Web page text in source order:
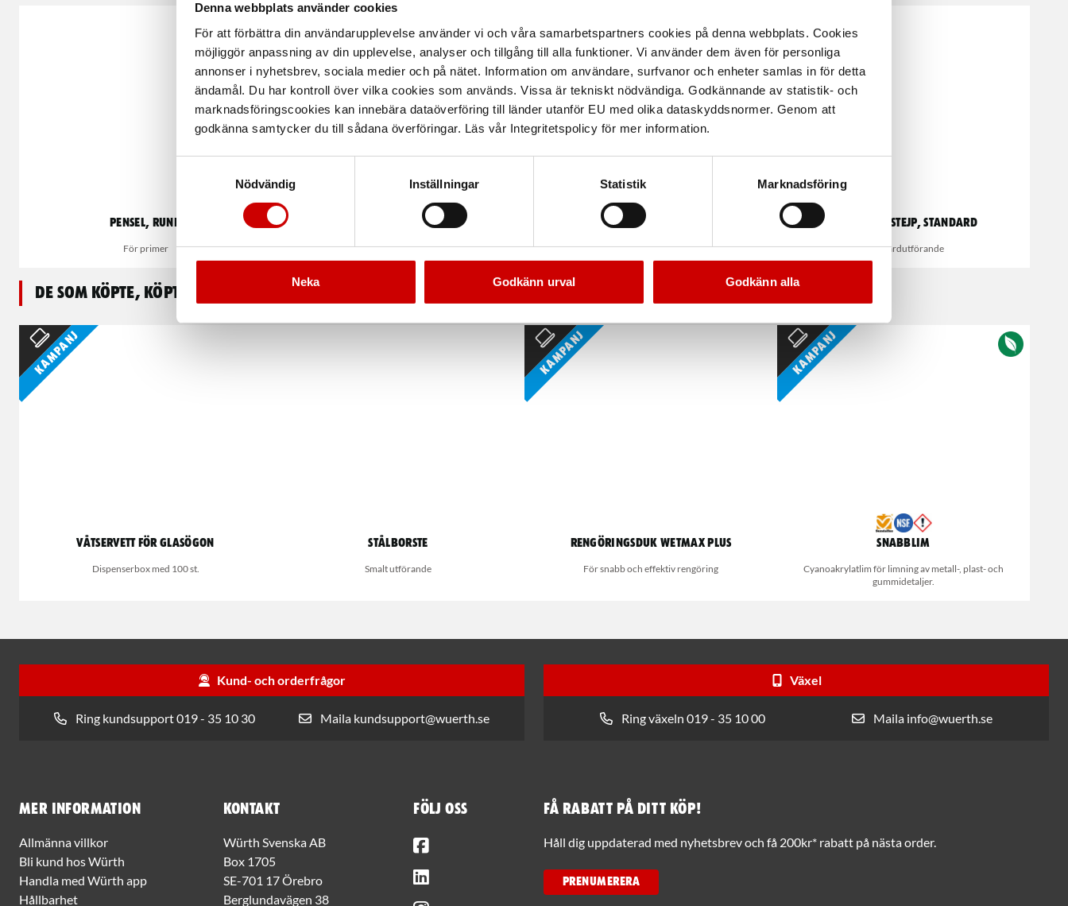
Denna webbplats använder cookies
För att förbättra din användarupplevelse använder vi och våra samarbetspartners cookies på denna webbplats. Cookies
möjliggör anpassning av din upplevelse, analyser och tillgång till alla funktioner. Vi använder dem även för personliga
annonser i nyhetsbrev, sociala medier och på nätet. Information om användare, surfvanor och enheter samlas in för detta
ändamål. Du har kontroll över vilka cookies som används. Vissa är tekniskt nödvändiga. Godkännande av statistik- och
marknadsföringscookies kan innebära dataöverföring till länder utanför EU med olika dataskyddsnormer. Genom att
godkänna samtycker du till sådana överföringar. Läs vår Integritetspolicy för mer information.
Nödvändig
Inställningar Statistik Marknadsföring
Neka Godkänn urval Godkänn alla
Pensel, rund
För primer
Buntband standard
Plastlås svart & naturell
Förbättringspensel
Med träskaft
Maskeringstejp, standard
Standardutförande
De som köpte, köpte även
Kampanj
Våtservett för glasögon
Dispenserbox med 100 st.
Stålborste
Smalt utförande
Kampanj
Rengöringsduk Wetmax Plus
För snabb och effektiv rengöring
Kampanj
Snabblim
Cyanoakrylatlim för limning av metall-, plast- och
gummidetaljer.
Kund- och orderfrågor
Ring kundsupport 019 - 35 10 30 Maila kundsupport@wuerth.se
Växel
Ring växeln 019 - 35 10 00 Maila info@wuerth.se
Mer information
Allmänna villkor
Bli kund hos Würth
Handla med Würth app
Hållbarhet
Kontakt
Würth Svenska AB
Box 1705
SE-701 17 Örebro
Berglundavägen 38
Följ oss Få rabatt på ditt köp!
Håll dig uppdaterad med nyhetsbrev och få 200kr* rabatt på nästa order.
PRENUMERERA